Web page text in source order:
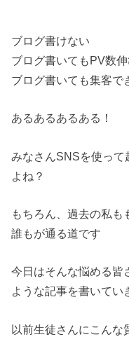
ブログ書けない
ブログ書いてもPV数
ブログ書いても集客で
あるあるあるある！
みなさんSNSを使っ
よね？
もちろん、過去の私も
誰もが通る道です
今日はそんな悩める皆
ような記事を書いてい
以前生徒さんにこんな